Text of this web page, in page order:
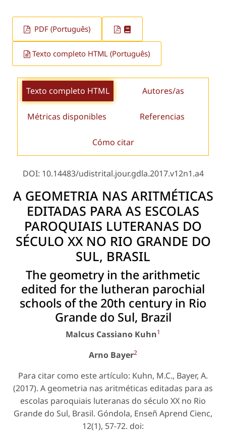
PDF (Português)
Texto completo HTML (Português)
Texto completo HTML Autores/as
Métricas disponibles Referencias
Cómo citar
DOI: 10.14483/udistrital.jour.gdla.2017.v12n1.a4
A GEOMETRIA NAS ARITMÉTICAS
EDITADAS PARA AS ESCOLAS
PAROQUIAIS LUTERANAS DO
SÉCULO XX NO RIO GRANDE DO
SUL, BRASIL
The geometry in the arithmetic
edited for the lutheran parochial
schools of the 20th century in Rio
Grande do Sul, Brazil
Malcus Cassiano Kuhn1
Arno Bayer2
Para citar como este artículo: Kuhn, M.C., Bayer, A.
(2017). A geometria nas aritméticas editadas para as
escolas paroquiais luteranas do século XX no Rio
Grande do Sul, Brasil. Góndola, Enseñ Aprend Cienc,
12(1), 57-72. doi: